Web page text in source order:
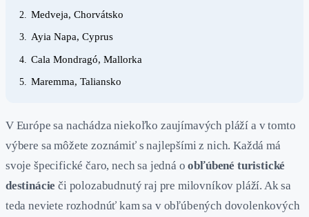
2. Medveja, Chorvátsko
3. Ayia Napa, Cyprus
4. Cala Mondragó, Mallorka
5. Maremma, Taliansko
V Európe sa nachádza niekoľko zaujímavých pláží a v tomto
výbere sa môžete zoznámiť s najlepšími z nich. Každá má
svoje špecifické čaro, nech sa jedná oobľúbené turistické
destinácie či polozabudnutý raj pre milovníkov pláží. Ak sa
teda neviete rozhodnúť kam sa v obľúbených dovolenkových